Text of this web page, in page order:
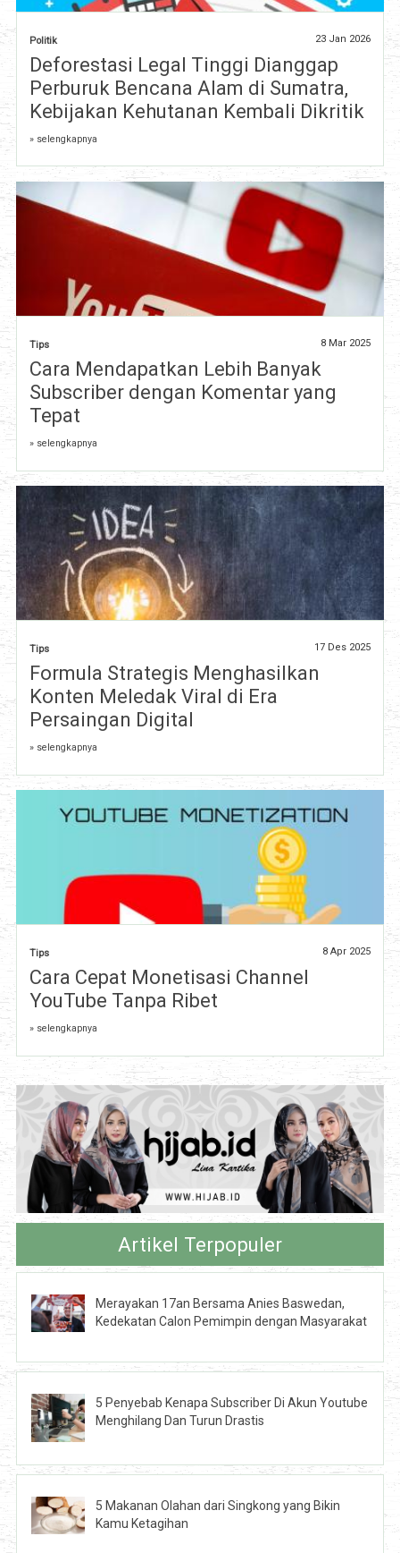
Politik 23 Jan 2026
Deforestasi Legal Tinggi Dianggap
Perburuk Bencana Alam di Sumatra,
Kebijakan Kehutanan Kembali Dikritik
» selengkapnya
Tips 8 Mar 2025
Cara Mendapatkan Lebih Banyak
Subscriber dengan Komentar yang
Tepat
» selengkapnya
Tips 17 Des 2025
Formula Strategis Menghasilkan
Konten Meledak Viral di Era
Persaingan Digital
» selengkapnya
Tips 8 Apr 2025
Cara Cepat Monetisasi Channel
YouTube Tanpa Ribet
» selengkapnya
Artikel Terpopuler
Merayakan 17an Bersama Anies Baswedan,
Kedekatan Calon Pemimpin dengan Masyarakat
5 Penyebab Kenapa Subscriber Di Akun Youtube
Menghilang Dan Turun Drastis
5 Makanan Olahan dari Singkong yang Bikin
Kamu Ketagihan